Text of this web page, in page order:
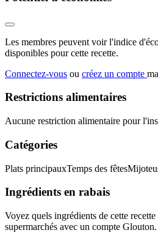
Les membres peuvent voir l'indice
disponibles pour cette recette.
Connectez-vous ou créez un compte
Restrictions alimentaires
Aucune restriction alimentaire pour
Catégories
Plats principauxTemps des fêtes
Ingrédients en rabais
Voyez quels ingrédients de cette
supermarchés avec un compte Glouton.